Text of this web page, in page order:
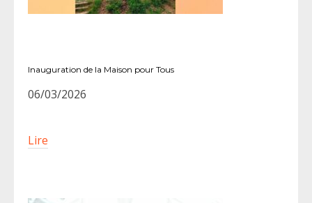
Inauguration de la Maison pour Tous
06/03/2026
Lire